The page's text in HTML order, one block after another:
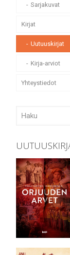
Sarjakuvat
Kirjat
Uutuuskirjat
Kirja-arviot
Yhteystiedot